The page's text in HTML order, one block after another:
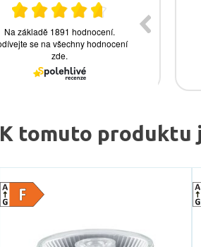
K tomuto produktu